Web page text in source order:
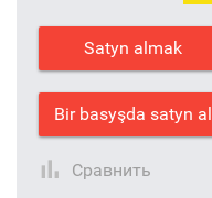
Satyn almak
Bir basyşda satyn al
Сравнить